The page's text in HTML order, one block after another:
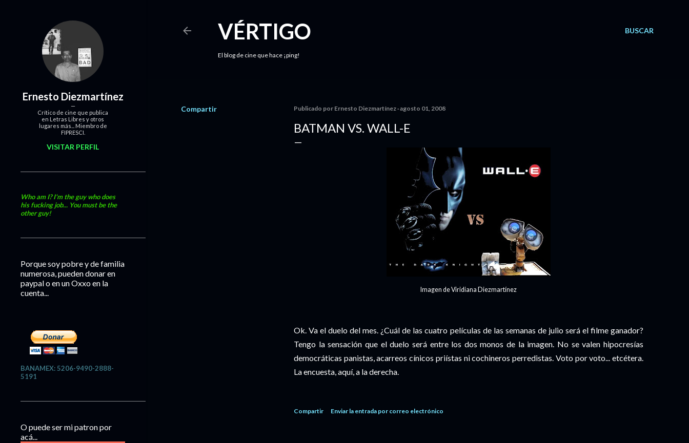
BUSCAR
VÉRTIGO
El blog de cine que hace ¡ping!
Compartir Publicado por Ernesto Diezmartínez agosto 01, 2008
BATMAN VS. WALL-E
Imagen de Viridiana Diezmartínez
Ok. Va el duelo del mes. ¿Cuál de las cuatro películas de las semanas de julio será el filme ganador?
Tengo la sensación que el duelo será entre los dos monos de la imagen. No se valen hipocresías
democráticas panistas, acarreos cínicos priístas ni cochineros perredistas. Voto por voto... etcétera.
La encuesta, aquí, a la derecha.
Compartir Enviar la entrada por correo electrónico
Ernesto Diezmartínez
Crítico de cine que publica
en Letras Libres y otros
lugares más... Miembro de
FIPRESCI.
VISITAR PERFIL
Who am I? I'm the guy who does
his fucking job... You must be the
other guy!
Porque soy pobre y de familia
numerosa, pueden donar en
paypal o en un Oxxo en la
cuenta...
BANAMEX: 5206-9490-2888-
5191
O puede ser mi patron por
acá...